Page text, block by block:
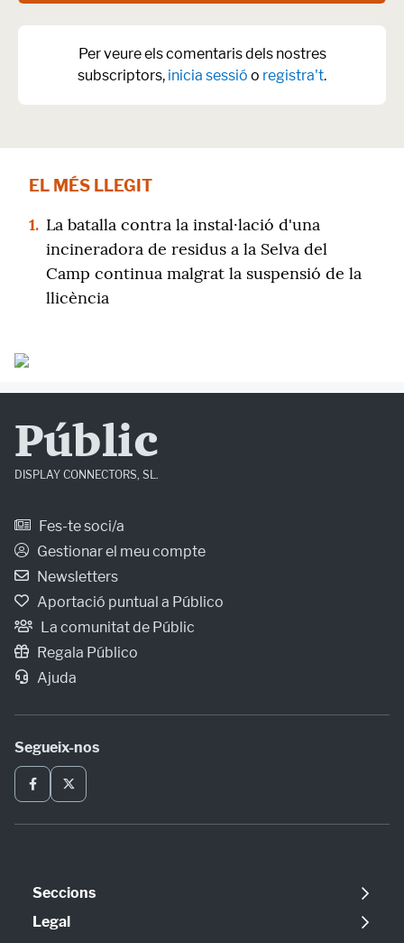
Per veure els comentaris dels nostres
subscriptors, inicia sessió o registra't.
EL MÉS LLEGIT
1. La batalla contra la instal·lació d'una
incineradora de residus a la Selva del
Camp continua malgrat la suspensió de la
llicència
Públic
DISPLAY CONNECTORS, SL.
Fes-te soci/a
Gestionar el meu compte
Newsletters
Aportació puntual a Público
La comunitat de Públic
Regala Público
Ajuda
Segueix-nos
Seccions
Política
Legal